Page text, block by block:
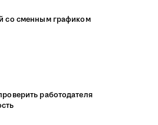
со сменным графиком
работодателя